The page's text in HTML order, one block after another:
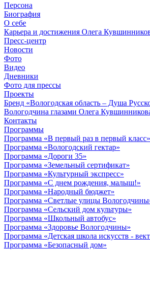
Персона
Биография
О себе
Карьера и достижения Олега
Пресс-центр
Новости
Фото
Видео
Дневники
Фото для прессы
Проекты
Бренд «Вологодская область – Душа
Вологодчина глазами Олега
Контакты
Программы
Программа «В первый раз в первый класс»
Программа «Вологодский гектар»
Программа «Дороги 35»
Программа «Земельный сертификат»
Программа «Культурный экспресс»
Программа «С днем рождения, малыш!»
Программа «Народный бюджет»
Программа «Светлые улицы
Программа «Сельский дом культуры»
Программа «Школьный автобус»
Программа «Здоровье Вологодчины»
Программа «Детская школа искусств -
Программа «Безопасный дом»